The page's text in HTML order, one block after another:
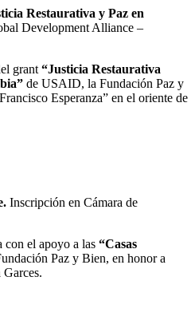
Restaurativa y Paz en
Development Alliance –
grant “Justicia Restaurativa
de USAID, la Fundación Paz y
Esperanza” en el oriente de
Inscripción en Cámara de
el apoyo a las “Casas
Paz y Bien, en honor a